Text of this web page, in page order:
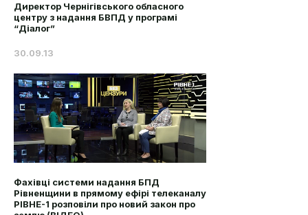
Директор Чернігівського обласного
центру з надання БВПД у програмі
“Діалог”
30.09.13
Фахівці системи надання БПД
Рівненщини в прямому ефірі телеканалу
РІВНЕ-1 розповіли про новий закон про